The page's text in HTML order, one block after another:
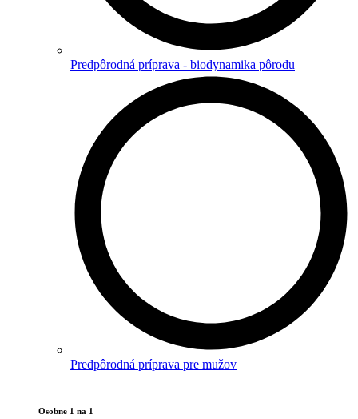
Predpôrodná príprava - biodynamika pôrodu
Predpôrodná príprava pre mužov
Osobne 1 na 1